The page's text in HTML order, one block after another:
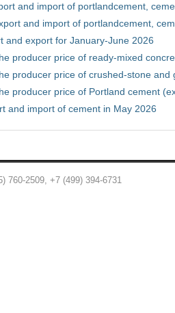
and import of portlandcement,
and import of portlandcement,
and export for January-June 2026
producer price of ready-mixed
producer price of crushed-stone and
producer price of Portland cement
and import of cement in May 2026
760-2509, +7 (499) 394-6731